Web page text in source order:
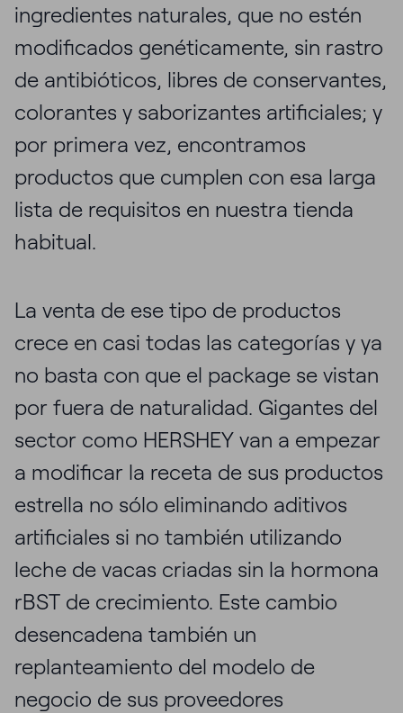
ingredientes naturales, que no estén
modificados genéticamente, sin rastro
de antibióticos, libres de conservantes,
colorantes y saborizantes artificiales; y
por primera vez, encontramos
productos que cumplen con esa larga
lista de requisitos en nuestra tienda
habitual.
La venta de ese tipo de productos
crece en casi todas las categorías y ya
no basta con que el package se vistan
por fuera de naturalidad. Gigantes del
sector como HERSHEY van a empezar
a modificar la receta de sus productos
estrella no sólo eliminando aditivos
artificiales si no también utilizando
leche de vacas criadas sin la hormona
rBST de crecimiento. Este cambio
desencadena también un
replanteamiento del modelo de
negocio de sus proveedores